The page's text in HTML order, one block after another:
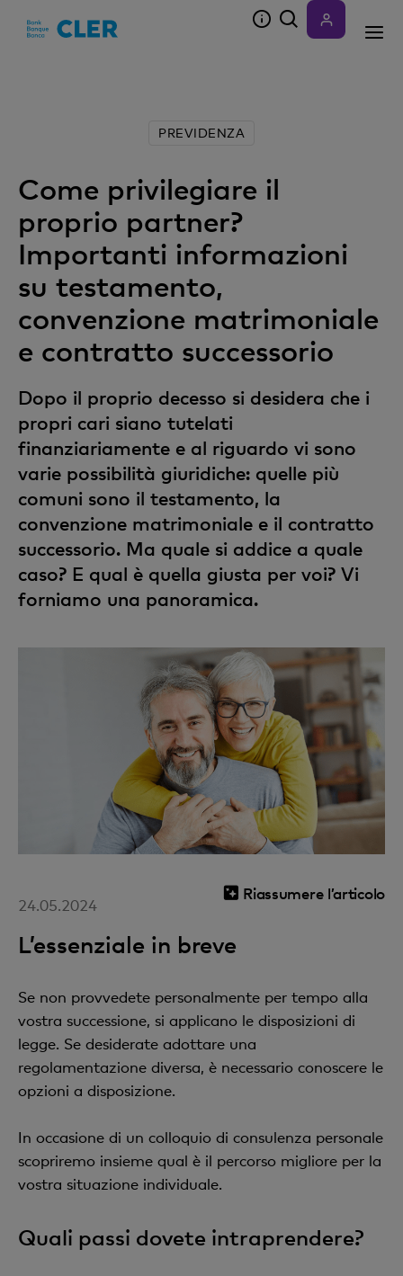
PREVIDENZA
Come privilegiare il
proprio partner?
Importanti informazioni
su testamento,
convenzione matrimoniale
e contratto successorio
Dopo il proprio decesso si desidera che i
propri cari siano tutelati
finanziariamente e al riguardo vi sono
varie possibilità giuridiche: quelle più
comuni sono il testamento, la
convenzione matrimoniale e il contratto
successorio. Ma quale si addice a quale
caso? E qual è quella giusta per voi? Vi
forniamo una panoramica.
Riassumere l’articolo
24.05.2024
L’essenziale in breve
Se non provvedete personalmente per tempo alla
vostra successione, si applicano le disposizioni di
legge. Se desiderate adottare una
regolamentazione diversa, è necessario conoscere le
opzioni a disposizione.
In occasione di un colloquio di consulenza personale
scopriremo insieme qual è il percorso migliore per la
vostra situazione individuale.
Quali passi dovete intraprendere?